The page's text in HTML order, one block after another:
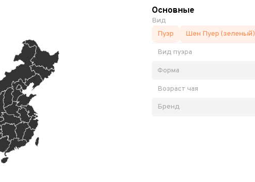
Основные
Вид
Пуэр
Шен Пуер (зеленый)
Вид пуэра
Форма
Возраст чая
Бренд